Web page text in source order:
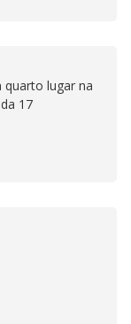
quarto lugar na
17